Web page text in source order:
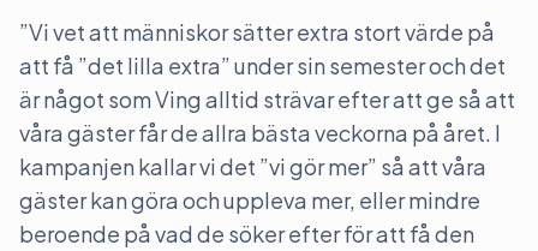
”Vi vet att människor sätter extra stort värde på
att få ”det lilla extra” under sin semester och det
är något som Ving alltid strävar efter att ge så att
våra gäster får de allra bästa veckorna på året. I
kampanjen kallar vi det ”vi gör mer” så att våra
gäster kan göra och uppleva mer, eller mindre
beroende på vad de söker efter för att få den